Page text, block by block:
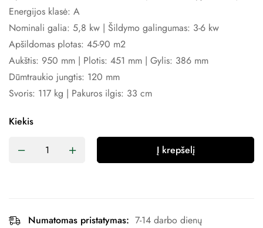
Energijos klasė: A
Nominali galia: 5,8 kw | Šildymo galingumas: 3-6 kw
Apšildomas plotas: 45-90 m2
Aukštis: 950 mm | Plotis: 451 mm | Gylis: 386 mm
Dūmtraukio jungtis: 120 mm
Svoris: 117 kg | Pakuros ilgis: 33 cm
Kiekis
Į krepšelį
Numatomas pristatymas: 7-14 darbo dienų